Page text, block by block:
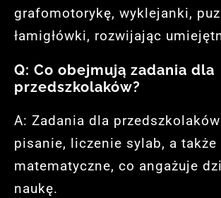
grafomotorykę, wyklejanki,
łamigłówki, rozwijając
Q: Co obejmują zadania dla
przedszkolaków?
A: Zadania dla
pisanie, liczenie sylab, a także
matematyczne, co angażuje
naukę.